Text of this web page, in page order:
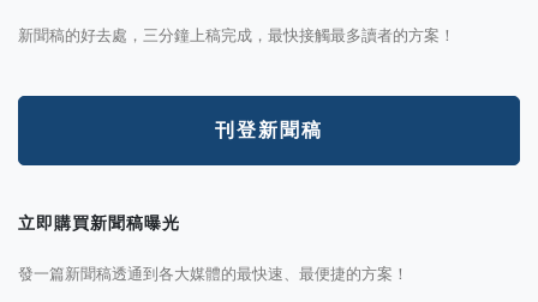
新聞稿的好去處，三分鐘上稿完成，最快接觸最多讀者的方案！
刊登新聞稿
立即購買新聞稿曝光
發一篇新聞稿透通到各大媒體的最快速、最便捷的方案！